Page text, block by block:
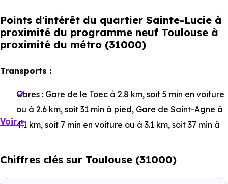
Points d'intérêt du quartier Sainte-Lucie à
proximité du programme neuf Toulouse à
proximité du métro (31000)
Transports :
Gares : Gare de le Toec à 2.8 km, soit 5 min en voiture
ou à 2.6 km, soit 31 min à pied, Gare de Saint-Agne à
4.1 km, soit 7 min en voiture ou à 3.1 km, soit 37 min à
min en voiture ou à 1 km, soit 12 min à pied
Voir +
Chiffres clés sur Toulouse (31000)